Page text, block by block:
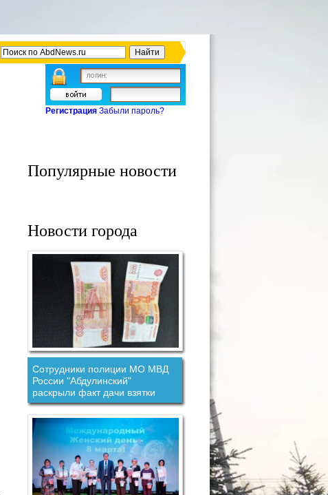
Регистрация Забыли пароль?
Популярные новости
Новости города
Сотрудники полиции МО МВД
России "Абдулинский"
раскрыли факт дачи взятки
должностному лицу.